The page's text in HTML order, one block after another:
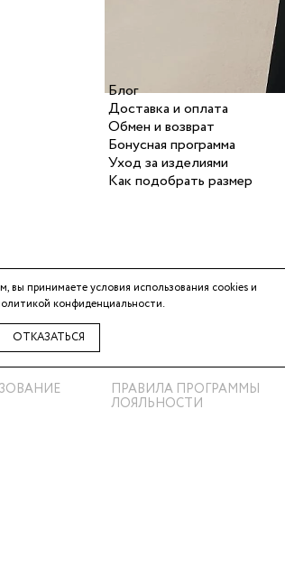
Блог
Доставка и оплата
Обмен и возврат
Бонусная программа
Уход за изделиями
Как подобрать размер
ПРАВИЛА ПРОГРАММЫ
ЛОЯЛЬНОСТИ
вы принимаете условия использования cookies и
конфиденциальности.
ОТКАЗАТЬСЯ